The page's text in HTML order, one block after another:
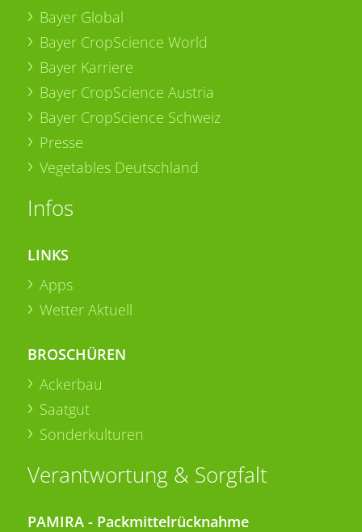
Bayer Global
Bayer CropScience World
Bayer Karriere
Bayer CropScience Austria
Bayer CropScience Schweiz
Presse
Vegetables Deutschland
Infos
LINKS
Apps
Wetter Aktuell
BROSCHÜREN
Ackerbau
Saatgut
Sonderkulturen
Verantwortung & Sorgfalt
PAMIRA - Packmittelrücknahme